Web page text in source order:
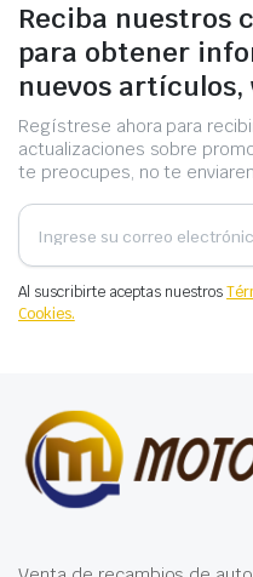
Reciba nuestros
para obtener
nuevos artículos,
Regístrese ahora para
actualizaciones sobre
te preocupes, no te
Al suscribirte aceptas nuestros
Cookies.